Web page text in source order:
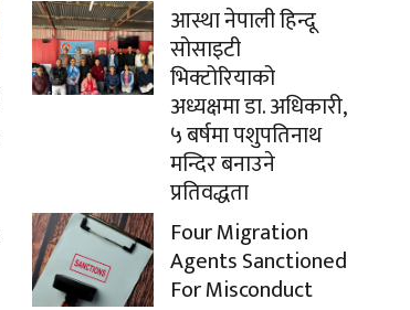
आस्था नेपाली हिन्दू
सोसाइटी
भिक्टोरियाको
अध्यक्षमा डा. अधिकारी,
५ बर्षमा पशुपतिनाथ
मन्दिर बनाउने
प्रतिवद्धता
Four Migration
Agents Sanctioned
For Misconduct